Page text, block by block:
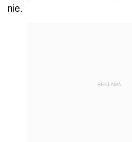
nie.
REKLAMA